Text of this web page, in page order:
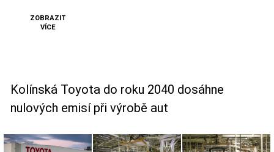
ZOBRAZIT
VÍCE
Kolínská Toyota do roku 2040 dosáhne
nulových emisí při výrobě aut